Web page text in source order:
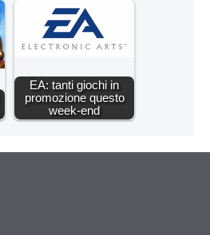
EA: tanti giochi in
promozione questo
week-end